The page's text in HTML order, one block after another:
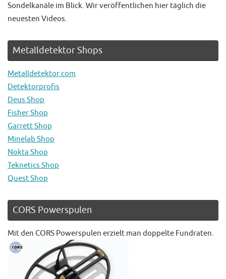
Sondelkanäle im Blick. Wir veröffentlichen hier täglich die
neuesten Videos.
Metalldetektor Shops
Metalldetektor.com
Detektorprofis
Deus Shop
Fisher Shop
Garrett Shop
Minelab Shop
Nokta Shop
Teknetics Shop
Quest Shop
CORS Powerspulen
Mit den CORS Powerspulen erzielt man doppelte Fundraten.